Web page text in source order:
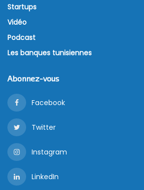
Startups
Vidéo
Podcast
Les banques tunisiennes
Abonnez-vous
Facebook
Twitter
Instagram
LinkedIn